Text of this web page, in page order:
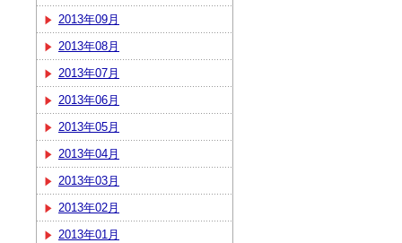
2013年09月
2013年08月
2013年07月
2013年06月
2013年05月
2013年04月
2013年03月
2013年02月
2013年01月